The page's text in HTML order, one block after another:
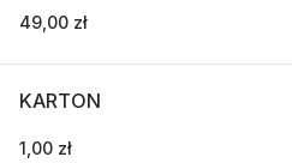
49,00 zł
KARTON
1,00 zł